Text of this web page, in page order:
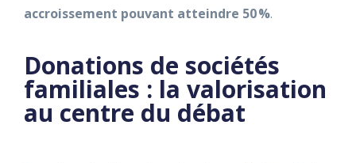
accroissement pouvant atteindre 50 %.
Donations de sociétés
familiales : la valorisation
au centre du débat